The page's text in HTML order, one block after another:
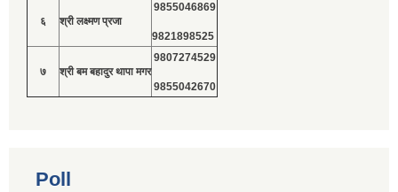
६ श्री लक्ष्मण प्रजा
9855046869
9821898525
७ श्री बम बहादुर थापा मगर
9807274529
9855042670
Poll